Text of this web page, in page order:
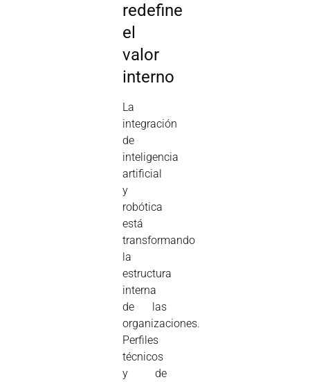
redefine
el
valor
interno
La
integración
de
inteligencia
artificial
y
robótica
está
transformando
la
estructura
interna
de las
organizaciones.
Perfiles
técnicos
y de